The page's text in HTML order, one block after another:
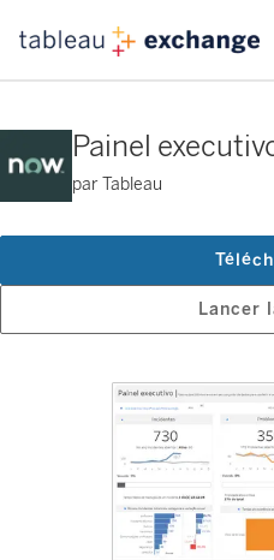
Painel
par Tableau
Lancer